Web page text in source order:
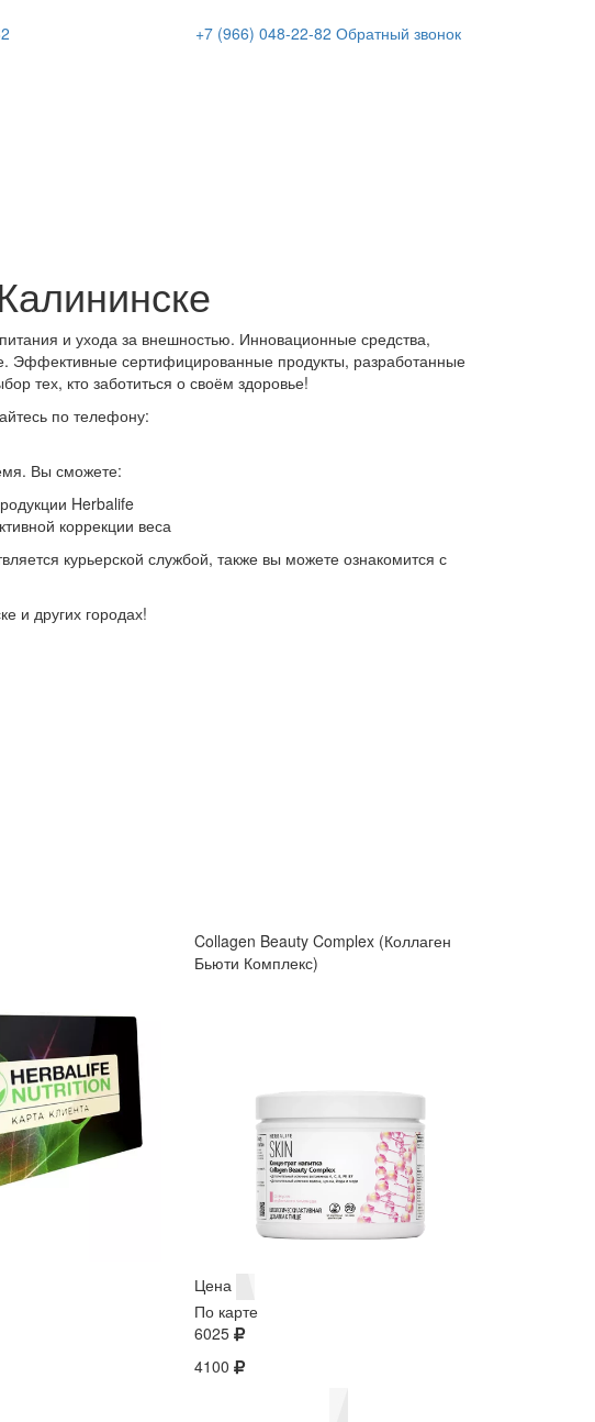
+7 (966) 048-22-82 Обратный звонок
и ухода за внешностью. Инновационные средства,
Эффективные сертифицированные продукты, разработанные
тех, кто заботиться о своём здоровье!
по телефону:
Вы сможете:
Herbalife
коррекции веса
курьерской службой, также вы можете ознакомится с
и других городах!
Collagen Beauty Complex (Коллаген
Бьюти Комплекс)
Цена
По карте
6025
4100